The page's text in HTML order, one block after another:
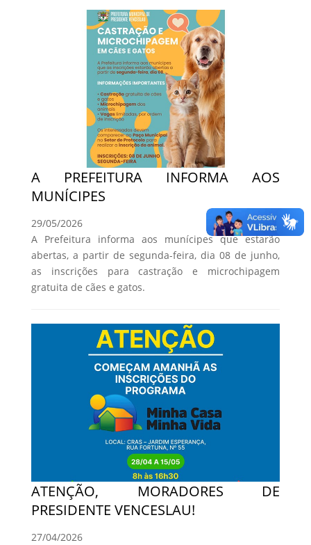
A PREFEITURA INFORMA AOS
MUNÍCIPES
29/05/2026
A Prefeitura informa aos munícipes que estarão
abertas, a partir de segunda-feira, dia 08 de junho,
as inscrições para castração e microchipagem
gratuita de cães e gatos.
ATENÇÃO, MORADORES DE
PRESIDENTE VENCESLAU!
27/04/2026